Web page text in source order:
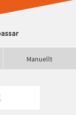
Manuellt